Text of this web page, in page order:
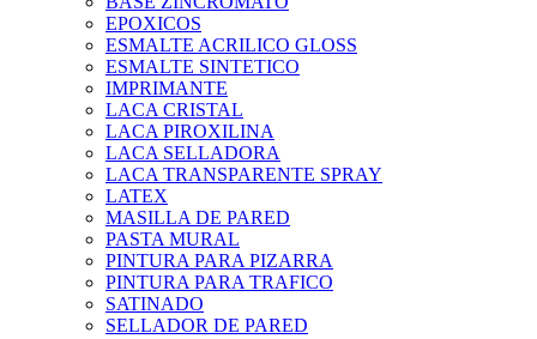
EPOXICOS
ESMALTE ACRILICO GLOSS
ESMALTE SINTETICO
IMPRIMANTE
LACA CRISTAL
LACA PIROXILINA
LACA SELLADORA
LACA TRANSPARENTE SPRAY
LATEX
MASILLA DE PARED
PASTA MURAL
PINTURA PARA PIZARRA
PINTURA PARA TRAFICO
SATINADO
SELLADOR DE PARED